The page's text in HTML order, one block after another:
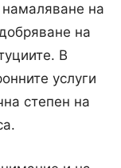
намаляване на
на
В
услуги
степен на